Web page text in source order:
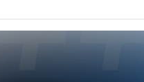
Uluslararası
1 milyar dolara
yüksek bir ticaret hacmine